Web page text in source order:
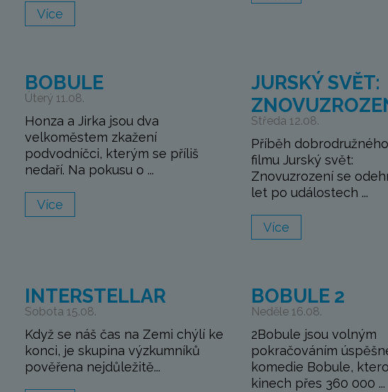
Více
BOBULE
Úterý 11.08.
Honza a Jirka jsou dva
velkoměstem zkažení
podvodníčci, kterým se příliš
nedaří. Na pokusu o ...
Více
JURSKÝ SVĚT:
Středa 12.08.
Příběh dobrodružného
filmu Jurský svět:
Znovuzrození se
let po událostech ...
Více
INTERSTELLAR
Sobota 15.08.
Když se náš čas na Zemi chýlí ke
konci, je skupina výzkumníků
pověřena nejdůležitě...
BOBULE 2
Neděle 16.08.
2Bobule jsou volným
pokračováním
komedie Bobule,
kinech přes 360 000 ...